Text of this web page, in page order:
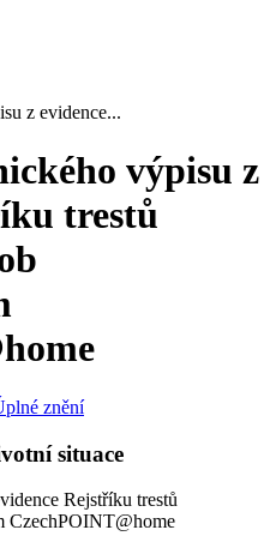
z evidence...
výpisu z
trestů
znění
situace
Rejstříku trestů
CzechPOINT@home